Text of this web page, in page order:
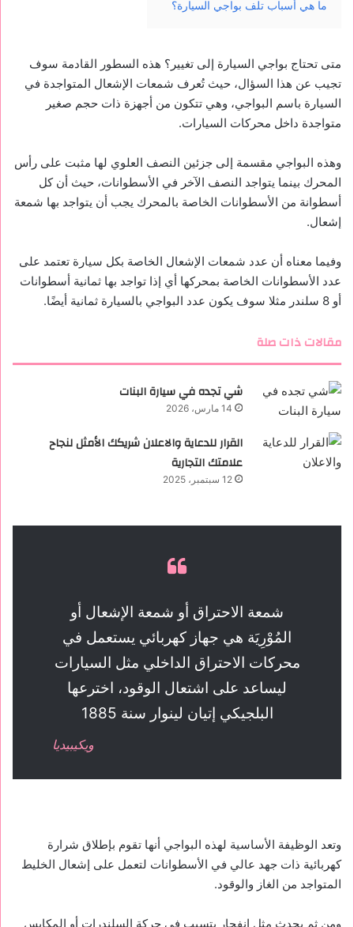
ما هي أسباب تلف بواجي السيارة؟
متى تحتاج بواجي السيارة إلى تغيير؟ هذه السطور القادمة سوف
تجيب عن هذا السؤال، حيث تُعرف شمعات الإشعال المتواجدة في
السيارة باسم البواجي، وهي تتكون من أجهزة ذات حجم صغير
متواجدة داخل محركات السيارات.
وهذه البواجي مقسمة إلى جزئين النصف العلوي لها مثبت على رأس
المحرك بينما يتواجد النصف الآخر في الأسطوانات، حيث أن كل
أسطوانة من الأسطوانات الخاصة بالمحرك يجب أن يتواجد بها شمعة
إشعال.
وفيما معناه أن عدد شمعات الإشعال الخاصة بكل سيارة تعتمد على
عدد الأسطوانات الخاصة بمحركها أي إذا تواجد بها ثمانية أسطوانات
أو 8 سلندر مثلا سوف يكون عدد البواجي بالسيارة ثمانية أيضًا.
مقالات ذات صلة
شي تجده في سيارة البنات
14 مارس، 2026
القرار للدعاية والاعلان شريكك الأمثل لنجاح
علامتك التجارية
12 سبتمبر، 2025
شمعة الاحتراق أو شمعة الإشعال أو
المُوْرِيَة هي جهاز كهربائي يستعمل في
محركات الاحتراق الداخلي مثل السيارات
ليساعد على اشتعال الوقود، اخترعها
البلجيكي إتيان لينوار سنة 1885
ويكيبيديا
وتعد الوظيفة الأساسية لهذه البواجي أنها تقوم بإطلاق شرارة
كهربائية ذات جهد عالي في الأسطوانات لتعمل على إشعال الخليط
المتواجد من الغاز والوقود.
ومن ثم يحدث مثل انفجار يتسبب في حركة السلندرات أو المكابس